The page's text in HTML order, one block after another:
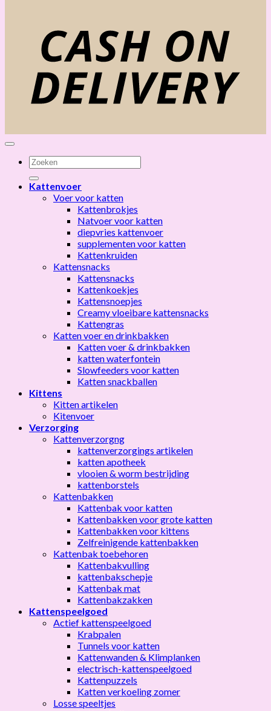
Zoeken
naar:
Kattenvoer
Voer voor katten
Kattenbrokjes
Natvoer voor katten
diepvries kattenvoer
supplementen voor katten
Kattenkruiden
Kattensnacks
Kattensnacks
Kattenkoekjes
Kattensnoepjes
Creamy vloeibare kattensnacks
Kattengras
Katten voer en drinkbakken
Katten voer & drinkbakken
katten waterfontein
Slowfeeders voor katten
Katten snackballen
Kittens
Kitten artikelen
Kitenvoer
Verzorging
Kattenverzorgng
kattenverzorgings artikelen
katten apotheek
vlooien & worm bestrijding
kattenborstels
Kattenbakken
Kattenbak voor katten
Kattenbakken voor grote katten
Kattenbakken voor kittens
Zelfreinigende kattenbakken
Kattenbak toebehoren
Kattenbakvulling
kattenbakschepje
Kattenbak mat
Kattenbakzakken
Kattenspeelgoed
Actief kattenspeelgoed
Krabpalen
Tunnels voor katten
Kattenwanden & Klimplanken
electrisch-kattenspeelgoed
Kattenpuzzels
Katten verkoeling zomer
Losse speeltjes